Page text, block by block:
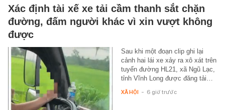
Xác định tài xế xe tải cầm thanh sắt chặn
đường, đấm người khác vì xin vượt không
được
Sau khi một đoạn clip ghi lại
cảnh hai lái xe xảy ra xô xát trên
tuyến đường HL21, xã Ngũ Lạc,
tỉnh Vĩnh Long được đăng tải…
XÃ HỘI - 6 giờ trước